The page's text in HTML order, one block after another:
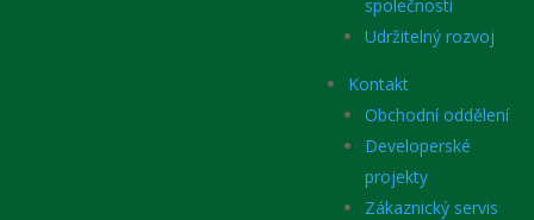
společnosti
Udržitelný rozvoj
Kontakt
Obchodní oddělení
Developerské
projekty
Zákaznický servis